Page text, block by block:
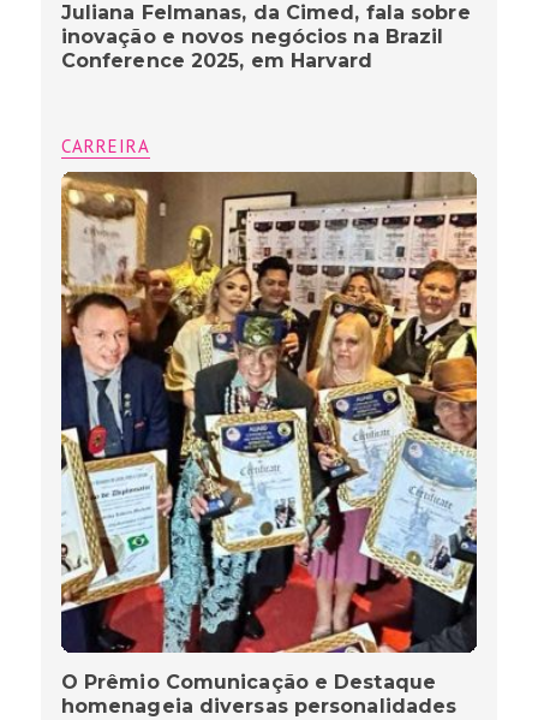
Juliana Felmanas, da Cimed, fala sobre
inovação e novos negócios na Brazil
Conference 2025, em Harvard
CARREIRA
O Prêmio Comunicação e Destaque
homenageia diversas personalidades